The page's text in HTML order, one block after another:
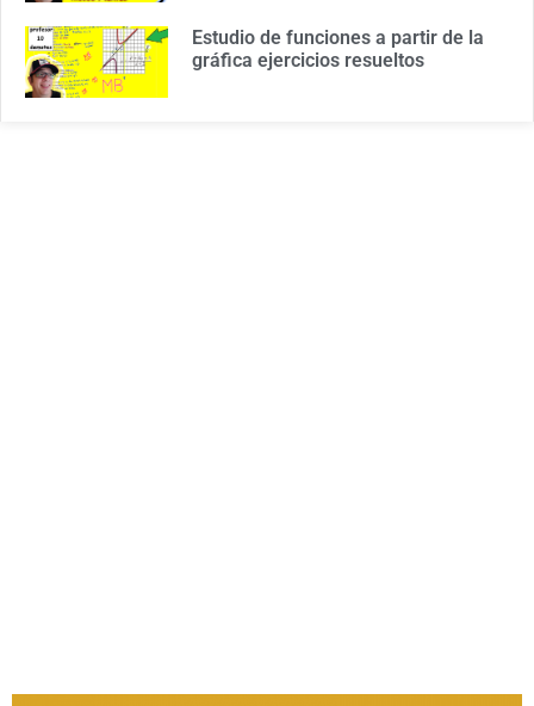
Estudio de funciones a partir de la
gráfica ejercicios resueltos